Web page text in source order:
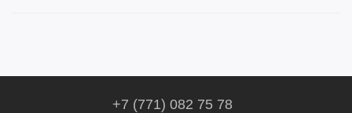
+7 (771) 082 75 78